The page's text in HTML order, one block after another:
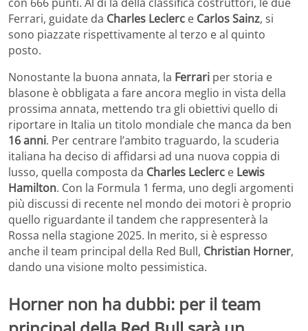
Ferrari, guidate da Charles Leclerc e Carlos Sainz, si
sono piazzate rispettivamente al terzo e al quinto
posto.
Nonostante la buona annata, la Ferrari per storia e
blasone è obbligata a fare ancora meglio in vista della
prossima annata, mettendo tra gli obiettivi quello di
riportare in Italia un titolo mondiale che manca da ben
16 anni. Per centrare l’ambito traguardo, la scuderia
italiana ha deciso di affidarsi ad una nuova coppia di
lusso, quella composta da Charles Leclerc e Lewis
Hamilton. Con la Formula 1 ferma, uno degli argomenti
più discussi di recente nel mondo dei motori è proprio
quello riguardante il tandem che rappresenterà la
Rossa nella stagione 2025. In merito, si è espresso
anche il team principal della Red Bull, Christian Horner,
dando una visione molto pessimistica.
Horner non ha dubbi: per il team